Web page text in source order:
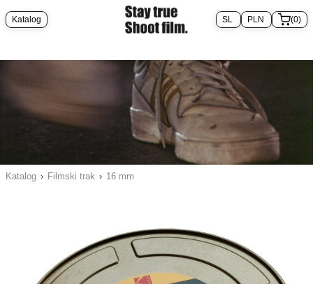
Katalog (0)
Katalog › Filmski trak › 16 mm